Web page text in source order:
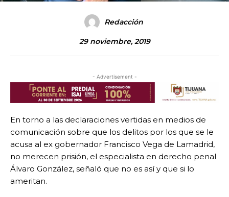
Redacción
29 noviembre, 2019
- Advertisement -
En torno a las declaraciones vertidas en medios de
comunicación sobre que los delitos por los que se le
acusa al ex gobernador Francisco Vega de Lamadrid,
no merecen prisión, el especialista en derecho penal
Álvaro González, señaló que no es así y que si lo
ameritan.